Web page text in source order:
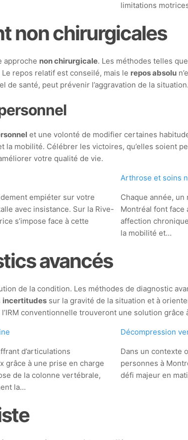
limitations
non chirurgicales
approche non chirurgicale. Les méthodes telles
repos relatif est conseilé, mais le repos absolu
de santé, peut prévenir l’aggravation de la situation.
et une volonté de modifier certaines
la mobilité. Célébrer les victoires, qu’elles soient
votre qualité de vie.
empiéter sur votre
avec insistance. Sur la Rive-
s’impose face à cette
Arthrose et soins
Chaque année,
Montréal font face
affection
la mobilité et…
avancés
de la condition. Les méthodes de diagnostic
incertitudes sur la gravité de la situation et à
conventionnelle trouveront une solution grâce
d’articulations
grâce à une prise en charge
de la colonne vertébrale,
la…
Décompression
Dans un contexte
personnes à
défi majeur en